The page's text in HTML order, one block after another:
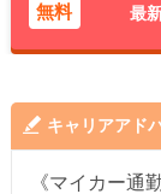
無料 最
キャリアアド
《マイカー通